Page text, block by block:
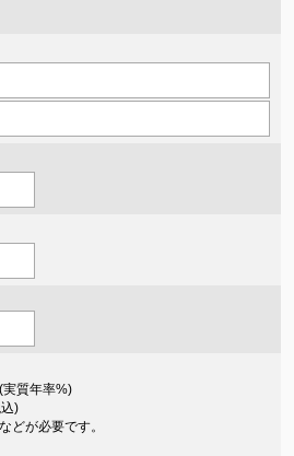
実質年率%)
)
どが必要です。